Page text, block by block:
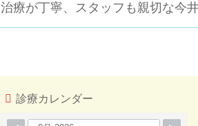
治療が丁寧、スタッフも親切な今
診療カレンダー